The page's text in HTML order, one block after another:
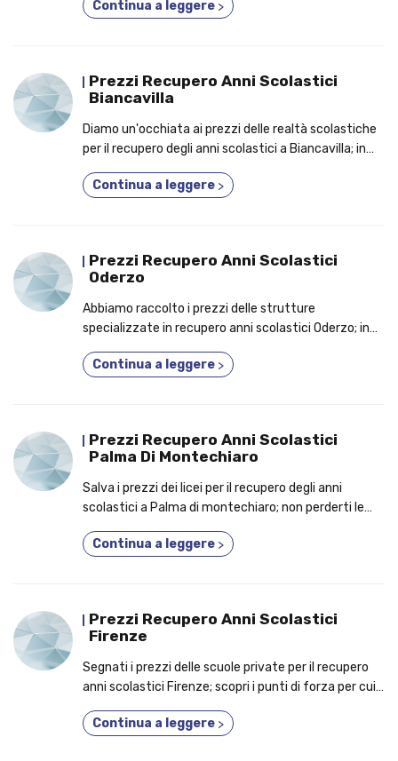
uno!Continua a leggere >
Prezzi Recupero Anni Scolastici
Biancavilla
Diamo un'occhiata ai prezzi delle realtà scolastiche
per il recupero degli anni scolastici a Biancavilla; in
frequentare un nuovo indirizzo di studi!
Continua a leggere >
Prezzi Recupero Anni Scolastici
Oderzo
Abbiamo raccolto i prezzi delle strutture
specializzate in recupero anni scolastici Oderzo; in
frequentare un corso fino a 5 anni in uno!
Continua a leggere >
Prezzi Recupero Anni Scolastici
Palma Di Montechiaro
Salva i prezzi dei licei per il recupero degli anni
scolastici a Palma di montechiaro; non perderti le
corso anche se lavori!
Continua a leggere >
Prezzi Recupero Anni Scolastici
Firenze
Segnati i prezzi delle scuole private per il recupero
anni scolastici Firenze; scopri i punti di forza per cui
Continua a leggere >